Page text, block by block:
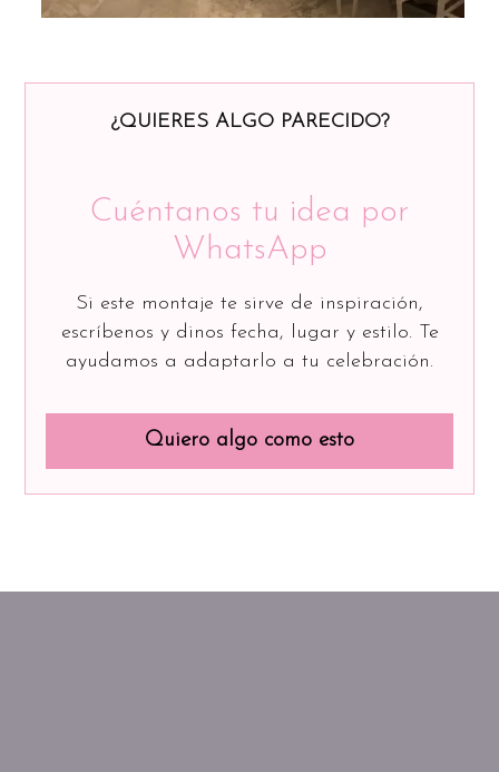
¿QUIERES ALGO PARECIDO?
Cuéntanos tu idea por
WhatsApp
Si este montaje te sirve de inspiración,
escríbenos y dinos fecha, lugar y estilo. Te
ayudamos a adaptarlo a tu celebración.
Quiero algo como esto